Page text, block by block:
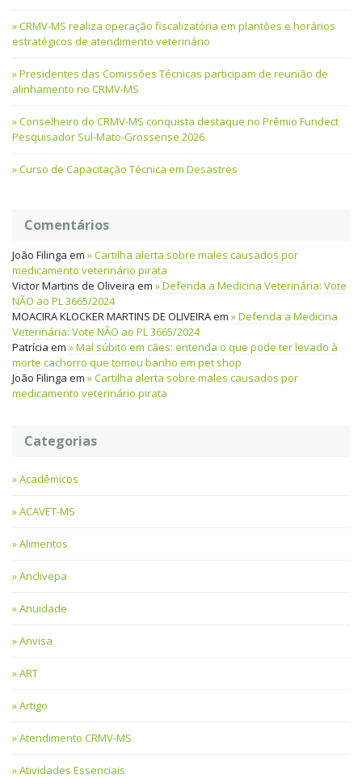
CRMV-MS realiza operação fiscalizatória em plantões e horários
estratégicos de atendimento veterinário
Presidentes das Comissões Técnicas participam de reunião de
alinhamento no CRMV-MS
Conselheiro do CRMV-MS conquista destaque no Prêmio Fundect
Pesquisador Sul-Mato-Grossense 2026
Curso de Capacitação Técnica em Desastres
Comentários
João Filinga em
Cartilha alerta sobre males causados por
medicamento veterinário pirata
Victor Martins de Oliveira em
Defenda a Medicina Veterinária: Vote
NÃO ao PL 3665/2024
MOACIRA KLOCKER MARTINS DE OLIVEIRAem
Defenda a Medicina
Veterinária: Vote NÃO ao PL 3665/2024
Patrícia em
Mal súbito em cães: entenda o que pode ter levado à
morte cachorro que tomou banho em pet shop
João Filinga em
Cartilha alerta sobre males causados por
medicamento veterinário pirata
Categorias
Acadêmicos
ACAVET-MS
Alimentos
Anclivepa
Anuidade
Anvisa
ART
Artigo
Atendimento CRMV-MS
Atividades Essenciais